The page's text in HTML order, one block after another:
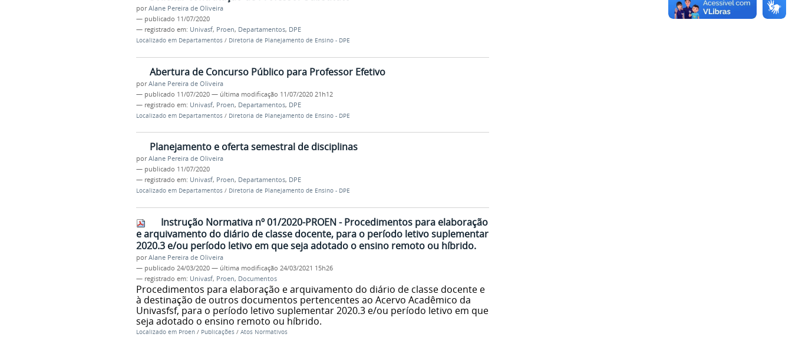
porAlane Pereira de Oliveira
— publicado 11/07/2020
— registrado em: Univasf, Proen, Departamentos, DPE
Localizado em Departamentos / Diretoria de Planejamento de Ensino - DPE
Abertura de Concurso Público para Professor Efetivo
porAlane Pereira de Oliveira
— publicado 11/07/2020 — última modificação 11/07/2020 21h12
— registrado em: Univasf, Proen, Departamentos, DPE
Localizado em Departamentos / Diretoria de Planejamento de Ensino - DPE
Planejamento e oferta semestral de disciplinas
porAlane Pereira de Oliveira
— publicado 11/07/2020
— registrado em: Univasf, Proen, Departamentos, DPE
Localizado em Departamentos / Diretoria de Planejamento de Ensino - DPE
Instrução Normativa nº 01/2020-PROEN - Procedimentos para elaboração
e arquivamento do diário de classe docente, para o período letivo suplementar
2020.3 e/ou período letivo em que seja adotado o ensino remoto ou híbrido.
porAlane Pereira de Oliveira
— publicado 24/03/2020 — última modificação 24/03/2021 15h26
— registrado em: Univasf, Proen, Documentos
Procedimentos para elaboração e arquivamento do diário de classe docente e
à destinação de outros documentos pertencentes ao Acervo Acadêmico da
Univasfsf, para o período letivo suplementar 2020.3 e/ou período letivo em que
seja adotado o ensino remoto ou híbrido.
Localizado em Proen / Publicações / Atos Normativos